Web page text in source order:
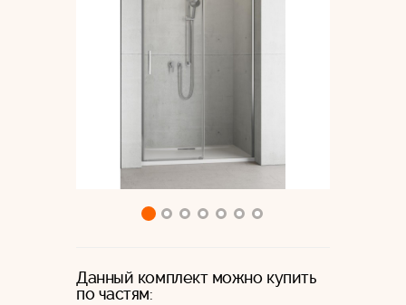
Данный комплект можно купить
по частям: